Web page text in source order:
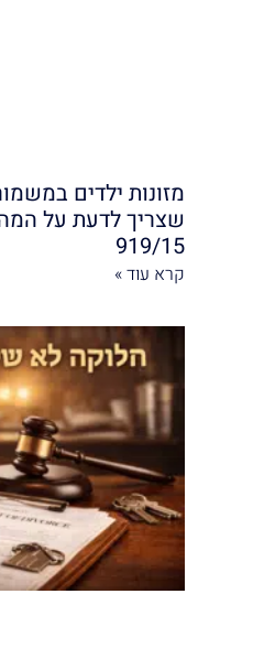
מזונות ילדים
שצריך לדעת על
919/15
קרא עוד »